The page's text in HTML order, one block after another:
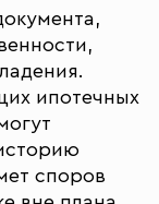
ипотечных
споров